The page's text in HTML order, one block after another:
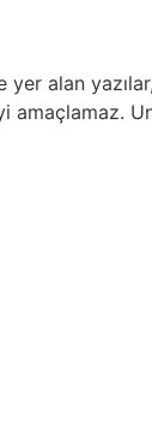
alan
amaçlamaz.